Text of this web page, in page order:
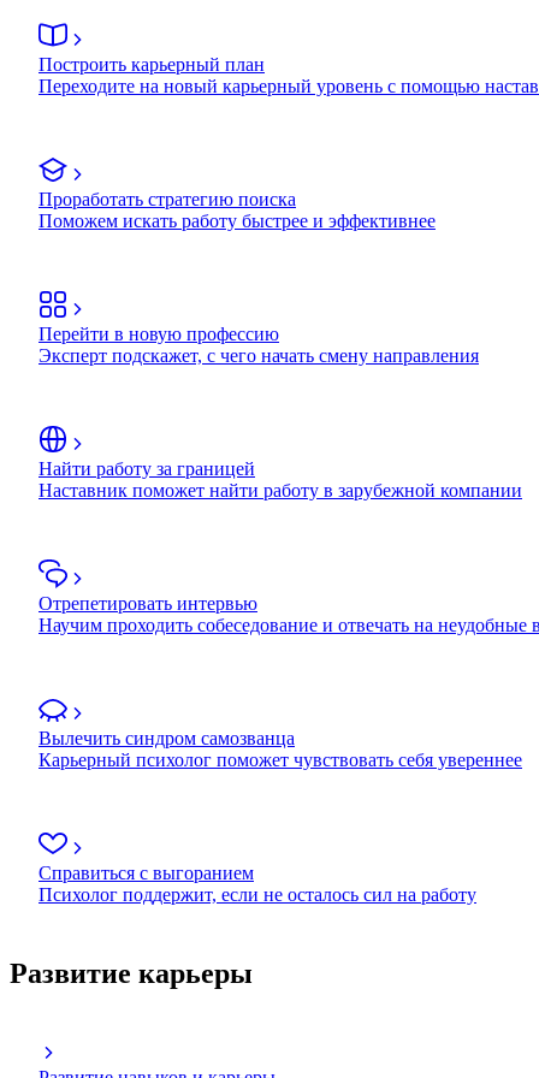
Построить карьерный план
Переходите на новый карьерный уровень с помощью
Проработать стратегию поиска
Поможем искать работу быстрее и эффективнее
Перейти в новую профессию
Эксперт подскажет, с чего начать смену направления
Найти работу за границей
Наставник поможет найти работу в зарубежной компании
Отрепетировать интервью
Научим проходить собеседование и отвечать на неудобные
Вылечить синдром самозванца
Карьерный психолог поможет чувствовать себя увереннее
Справиться с выгоранием
Психолог поддержит, если не осталось сил на работу
Развитие карьеры